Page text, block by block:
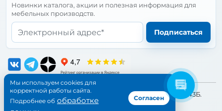
Мы используем cookies для
корректной работы сайта.
Подробнее об обработке
Согласен
Новинки каталога, акции и полезная информация для
мебельных производств.
Email* Подписаться
📍 Адрес: Санкт-Петербург, улица Бухарестская, дом 43Б.
©1997-2026Петропрофиль. Все права защищены.